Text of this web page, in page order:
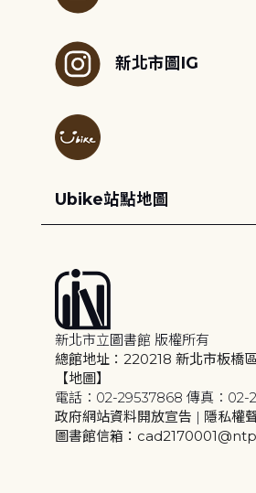
新北市圖IG
Ubike站點地圖
新北市立圖書館 版權所有
總館地址：220218 新北市板橋
【地圖】
電話：02-29537868 傳真：02-
政府網站資料開放宣告 | 隱私權
圖書館信箱：